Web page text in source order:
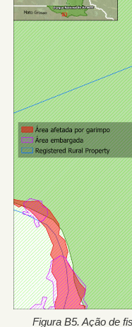
Figura B5. Ação de